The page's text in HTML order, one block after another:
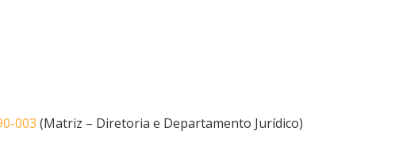
003 (Matriz – Diretoria e Departamento Jurídico)